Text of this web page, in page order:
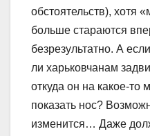
обстоятельств), хотя
больше стараются
безрезультатно. А
ли харьковчанам
откуда он на какое-то
показать нос?
изменится… Даже